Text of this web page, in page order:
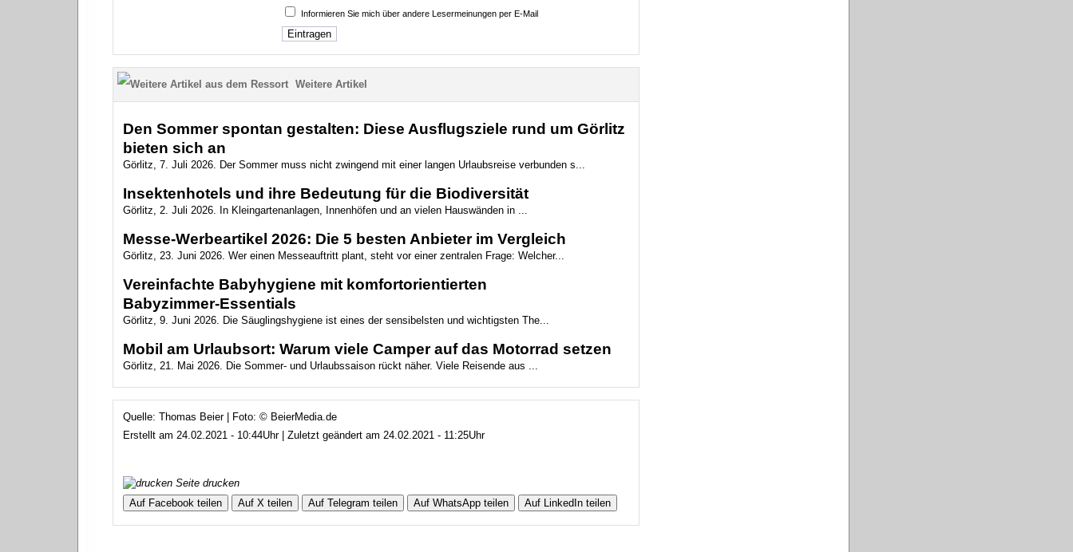
Informieren Sie mich über andere Lesermeinungen per E-Mail
Weitere Artikel
Den Sommer spontan gestalten: Diese Ausflugsziele rund um Görlitz
bieten sich an
Görlitz, 7. Juli 2026. Der Sommer muss nicht zwingend mit einer langen Urlaubsreise verbunden s...
Insektenhotels und ihre Bedeutung für die Biodiversität
Görlitz, 2. Juli 2026. In Kleingartenanlagen, Innenhöfen und an vielen Hauswänden in ...
Messe-Werbeartikel 2026: Die 5 besten Anbieter im Vergleich
Görlitz, 23. Juni 2026. Wer einen Messeauftritt plant, steht vor einer zentralen Frage: Welcher...
Vereinfachte Babyhygiene mit komfortorientierten
Babyzimmer‑Essentials
Görlitz, 9. Juni 2026. Die Säuglingshygiene ist eines der sensibelsten und wichtigsten The...
Mobil am Urlaubsort: Warum viele Camper auf das Motorrad setzen
Görlitz, 21. Mai 2026. Die Sommer- und Urlaubssaison rückt näher. Viele Reisende aus ...
Quelle: Thomas Beier | Foto: © BeierMedia.de
Erstellt am 24.02.2021 - 10:44Uhr | Zuletzt geändert am 24.02.2021 - 11:25Uhr
Seite drucken
Auf Facebook teilen
Auf X teilen Auf Telegram teilen Auf WhatsApp teilen Auf LinkedIn teilen